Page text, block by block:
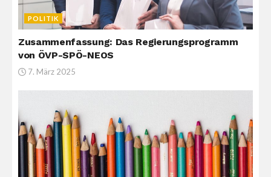
POLITIK
Zusammenfassung: Das Regierungsprogramm
von ÖVP-SPÖ-NEOS
7. März 2025